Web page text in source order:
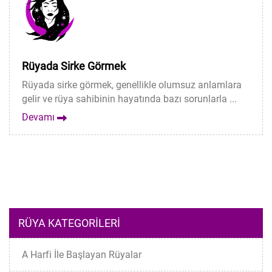
Rüyada Sirke Görmek
Rüyada sirke görmek, genellikle olumsuz anlamlara
gelir ve rüya sahibinin hayatında bazı sorunlarla ...
Devamı
RÜYA KATEGORILERI
A Harfi İle Başlayan Rüyalar